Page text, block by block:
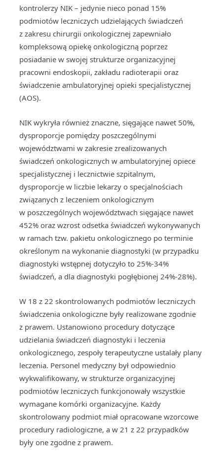
kontrolerzy NIK – jedynie nieco ponad 15%
podmiotów leczniczych udzielających świadczeń
z zakresu chirurgii onkologicznej zapewniało
kompleksową opiekę onkologiczną poprzez
posiadanie w swojej strukturze organizacyjnej
pracowni endoskopii, zakładu radioterapii oraz
świadczenie ambulatoryjnej opieki specjalistycznej
(AOS).
NIK wykryła również znaczne, sięgające nawet 50%,
dysproporcje pomiędzy poszczególnymi
województwami w zakresie zrealizowanych
świadczeń onkologicznych w ambulatoryjnej opiece
specjalistycznej i lecznictwie szpitalnym,
dysproporcje w liczbie lekarzy o specjalnościach
związanych z leczeniem onkologicznym
w poszczególnych województwach sięgające nawet
452% oraz wzrost odsetka świadczeń wykonywanych
w ramach tzw. pakietu onkologicznego po terminie
określonym na wykonanie diagnostyki (w przypadku
diagnostyki wstępnej dotyczyło to 25%-34%
świadczeń, a dla diagnostyki pogłębionej 24%-28%).
W 18 z 22 skontrolowanych podmiotów leczniczych
świadczenia onkologiczne były realizowane zgodnie
z prawem. Ustanowiono procedury dotyczące
udzielania świadczeń diagnostyki i leczenia
onkologicznego, zespoły terapeutyczne ustalały plany
leczenia. Personel medyczny był odpowiednio
wykwalifikowany, w strukturze organizacyjnej
podmiotów leczniczych funkcjonowały wszystkie
wymagane komórki organizacyjne. Każdy
skontrolowany podmiot miał opracowane wzorcowe
procedury radiologiczne, a w 21 z 22 przypadków
były one zgodne z prawem.